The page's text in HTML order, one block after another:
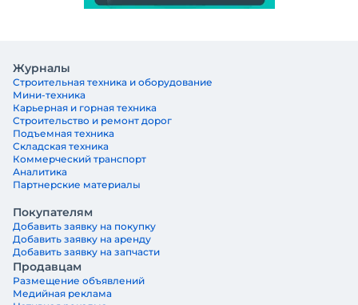
Журналы
Строительная техника и оборудование
Мини-техника
Карьерная и горная техника
Строительство и ремонт дорог
Подъемная техника
Складская техника
Коммерческий транспорт
Аналитика
Партнерские материалы
Покупателям
Добавить заявку на покупку
Добавить заявку на аренду
Добавить заявку на запчасти
Продавцам
Размещение объявлений
Медийная реклама